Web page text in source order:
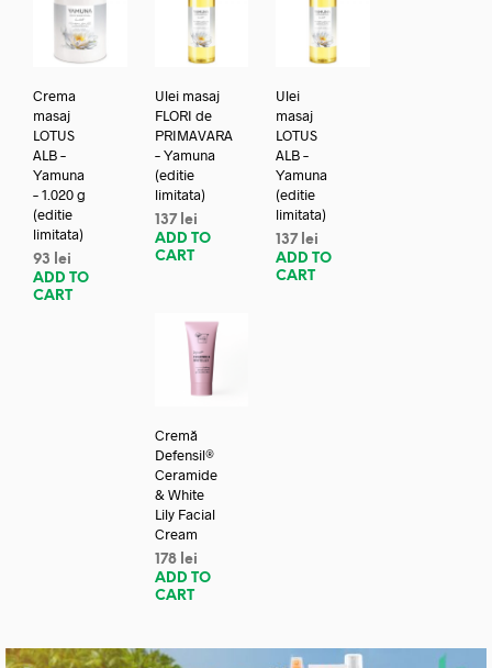
Crema
masaj
LOTUS
ALB –
Yamuna
– 1.020 g
(editie
limitata)
93
lei
ADD TO
CART
Ulei masaj
FLORI de
PRIMAVARA
– Yamuna
(editie
limitata)
137 lei
ADD TO
CART
Ulei
masaj
LOTUS
ALB –
Yamuna
(editie
limitata)
137 lei
ADD TO
CART
Cremă
Defensil®
Ceramide
& White
Lily Facial
Cream
178 lei
ADD TO
CART